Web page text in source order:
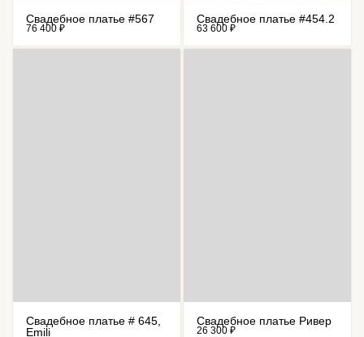
Свадебное платье #567
76 400 ₽
Свадебное платье #454.2
63 600 ₽
Свадебное платье # 645,
Emili
Свадебное платье Ривер
26 300 ₽